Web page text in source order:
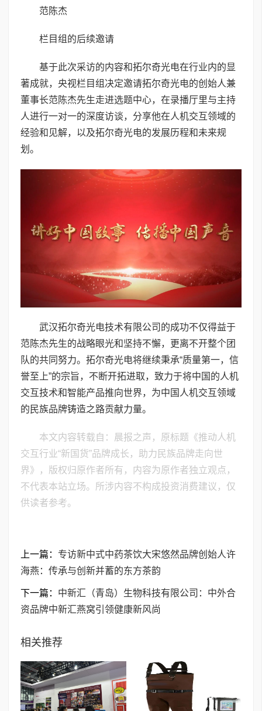
范陈杰
栏目组的后续邀请
基于此次采访的内容和拓尔奇光电在行业内的显
著成就，央视栏目组决定邀请拓尔奇光电的创始人兼
董事长范陈杰先生走进选题中心，在录播厅里与主持
人进行一对一的深度访谈，分享他在人机交互领域的
经验和见解，以及拓尔奇光电的发展历程和未来规
划。
武汉拓尔奇光电技术有限公司的成功不仅得益于
范陈杰先生的战略眼光和坚持不懈，更离不开整个团
队的共同努力。拓尔奇光电将继续秉承“质量第一，信
誉至上”的宗旨，不断开拓进取，致力于将中国的人机
交互技术和智能产品推向世界，为中国人机交互领域
的民族品牌铸造之路贡献力量。
本文内容转载自：晨报之声，原标题《推动人机
交互行业“新国货”品牌成长，助力民族品牌走向世
界》，版权归原作者所有，内容为原作者独立观点，
不代表本站立场。所涉内容不构成投资消费建议，仅
供读者参考。
上一篇： 专访新中式中药茶饮大宋悠然品牌创始人许
海燕：传承与创新并蓄的东方茶韵
下一篇： 中新汇（青岛）生物科技有限公司：中外合
资品牌中新汇燕窝引领健康新风尚
相关推荐